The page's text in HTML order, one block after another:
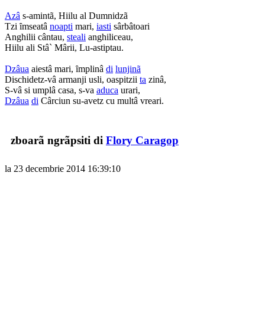
Azâ s-amintã, Hiilu al Dumnidzã
Tzi ȋmseatâ noapti mari, iasti sârbâtoari
Anghilii cântau, steali anghiliceau,
Hiilu ali Stâ` Mârii, Lu-astiptau.
Dzâua aiestâ mari, ȋmplinâ di lunjinã
Dischidetz-vâ armanji usli, oaspitzii ta zinâ,
S-vâ si umplâ casa, s-va aduca urari,
Dzâua di Cârciun su-avetz cu multâ vreari.
zboarã ngrãpsiti di Flory Caragop
la 23 decembrie 2014 16:39:10